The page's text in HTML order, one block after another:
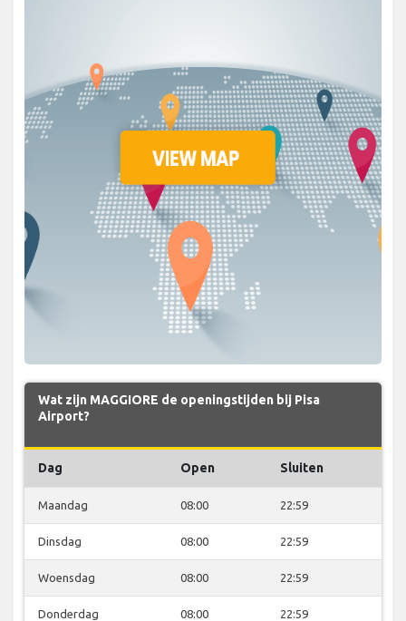
Wat zijn MAGGIORE de openingstijden bij Pisa
Airport?
Dag Open Sluiten
Maandag 08:00 22:59
Dinsdag 08:00 22:59
Woensdag 08:00 22:59
Donderdag 08:00 22:59